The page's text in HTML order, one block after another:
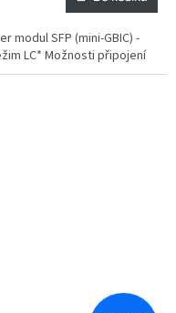
modul SFP (mini-GBIC) -
LC* Možnosti připojení